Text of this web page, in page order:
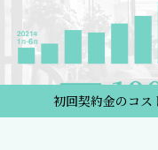
初回契約金のコス